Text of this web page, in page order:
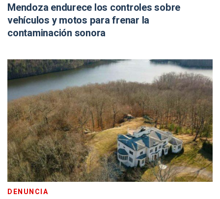
Mendoza endurece los controles sobre
vehículos y motos para frenar la
contaminación sonora
DENUNCIA